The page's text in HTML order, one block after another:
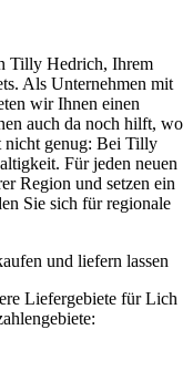
Tilly Hedrich, Ihrem
Als Unternehmen mit
wir Ihnen einen
auch da noch hilft, wo
nicht genug: Bei Tilly
Für jeden neuen
Region und setzen ein
Sie sich für regionale
und liefern lassen
Liefergebiete für Lich